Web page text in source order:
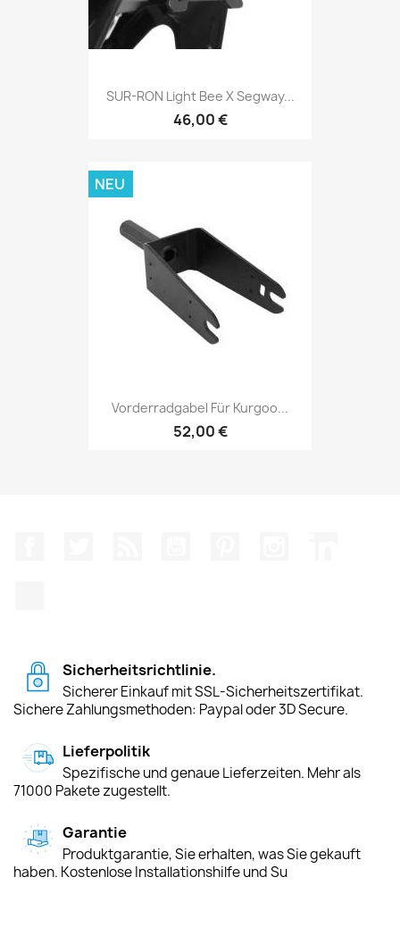
SUR-RON Light Bee X Segway...
46,00 €
Vorderradgabel Für Kurgoo...
52,00 €
NEU
Sicherheitsrichtlinie.
Sicherer Einkauf mit SSL-Sicherheitszertifikat.
Sichere Zahlungsmethoden: Paypal oder 3D Secure.
Lieferpolitik
Spezifische und genaue Lieferzeiten. Mehr als
71000 Pakete zugestellt.
Garantie
Produktgarantie, Sie erhalten, was Sie gekauft
haben. Kostenlose Installationshilfe und Su